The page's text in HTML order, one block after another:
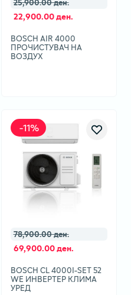
22,900.00 ден.
BOSCH AIR 4000
ПРОЧИСТУВАЧ НА
ВОЗДУХ
-11%
78,900.00 ден.
69,900.00 ден.
BOSCH CL 4000I-SET 52
WE ИНВЕРТЕР КЛИМА
УРЕД